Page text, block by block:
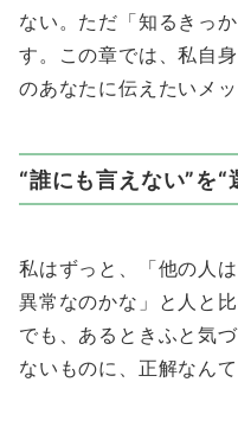
ない。ただ「知るきっ
す。この章では、私自
のあなたに伝えたいメ
“誰にも言えない”を
私はずっと、「他の人
異常なのかな」と人と
でも、あるときふと気
ないものに、正解なんて